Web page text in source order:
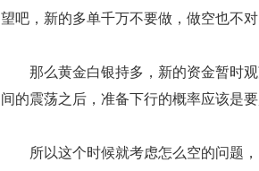
望吧，新的多单千万不要做，做空也不
那么黄金白银持多，新的资金暂时观
间的震荡之后，准备下行的概率应该是要
所以这个时候就考虑怎么空的问题，